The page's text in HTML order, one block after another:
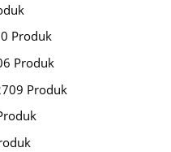
Produk
Produk
Produk